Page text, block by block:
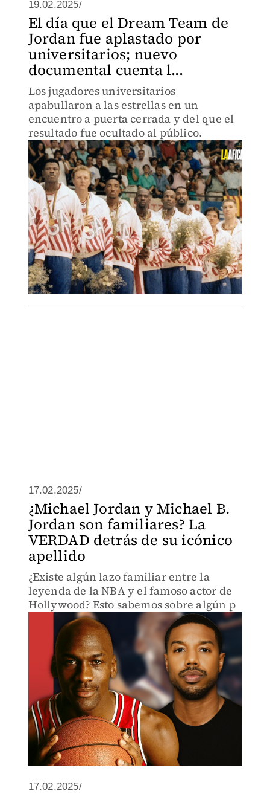
19.02.2025/
El día que el Dream Team de
Jordan fue aplastado por
universitarios; nuevo
documental cuenta l...
Los jugadores universitarios
apabullaron a las estrellas en un
encuentro a puerta cerrada y del que el
resultado fue ocultado al público.
17.02.2025/
¿Michael Jordan y Michael B.
Jordan son familiares? La
VERDAD detrás de su icónico
apellido
¿Existe algún lazo familiar entre la
leyenda de la NBA y el famoso actor de
Hollywood? Esto sabemos sobre algún p
17.02.2025/